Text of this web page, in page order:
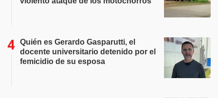
Quién es Gerardo Gasparutti, el
docente universitario detenido por el
femicidio de su esposa